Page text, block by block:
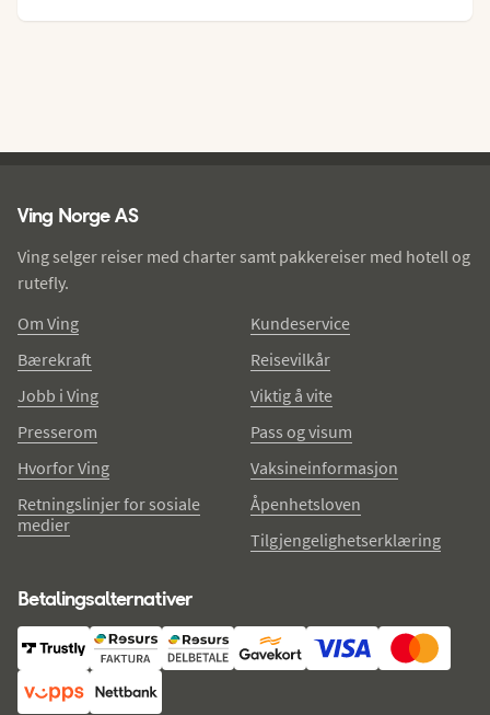
Ving Norge AS
Ving selger reiser med charter samt pakkereiser med hotell og
rutefly.
Om Ving
Bærekraft
Jobb i Ving
Presserom
Hvorfor Ving
Retningslinjer for sosiale
medier
Kundeservice
Reisevilkår
Viktig å vite
Pass og visum
Vaksineinformasjon
Åpenhetsloven
Tilgjengelighetserklæring
Betalingsalternativer